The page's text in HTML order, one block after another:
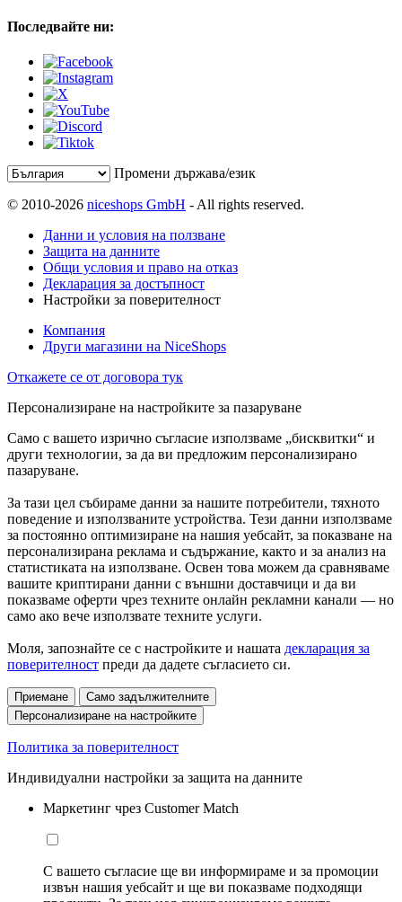
Последвайте ни:
Промени държава/език
© 2010-2026 niceshops GmbH - All rights reserved.
Данни и условия на ползване
Защита на данните
Общи условия и право на отказ
Декларация за достъпност
Настройки за поверителност
Компания
Други магазини на NiceShops
Откажете се от договора тук
Персонализиране на настройките за пазаруване
Само с вашето изрично съгласие използваме „бисквитки“ и
други технологии, за да ви предложим персонализирано
пазаруване.
За тази цел събираме данни за нашите потребители, тяхното
поведение и използваните устройства. Тези данни използваме
за постоянно оптимизиране на нашия уебсайт, за показване на
персонализирана реклама и съдържание, както и за анализ на
статистиката на използване. Освен това можем да сравняваме
вашите криптирани данни с външни доставчици и да ви
показваме оферти чрез техните онлайн рекламни канали — но
само ако вече използвате техните услуги.
Моля, запознайте се с настройките и нашата декларация за
поверителност преди да дадете съгласието си.
Приемане
Само задължителните
Персонализиране на настройките
Политика за поверителност
Индивидуални настройки за защита на данните
Маркетинг чрез Customer Match
С вашето съгласие ще ви информираме и за промоции
извън нашия уебсайт и ще ви показваме подходящи